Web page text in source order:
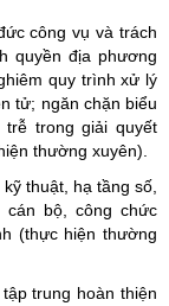
công vụ và trách
quyền địa phương
quy trình xử lý
tử; ngăn chặn biểu
trễ trong giải quyết
thường xuyên).
thuật, hạ tầng số,
bộ, công chức
(thực hiện thường
tập trung hoàn thiện